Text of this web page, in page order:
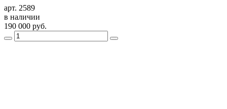
арт. 2589
в наличии
190 000 руб.